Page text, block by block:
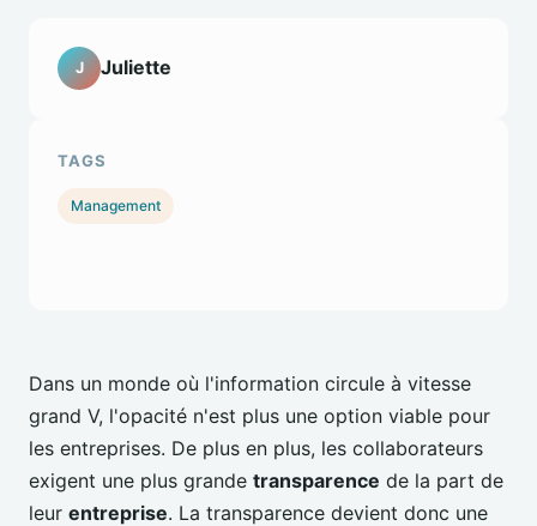
Dans un monde où l'information circule à vitesse
grand V, l'opacité n'est plus une option viable pour
les entreprises. De plus en plus, les collaborateurs
exigent une plus grande transparence de la part de
leur entreprise. La transparence devient donc une
J Juliette
TAGS
Management